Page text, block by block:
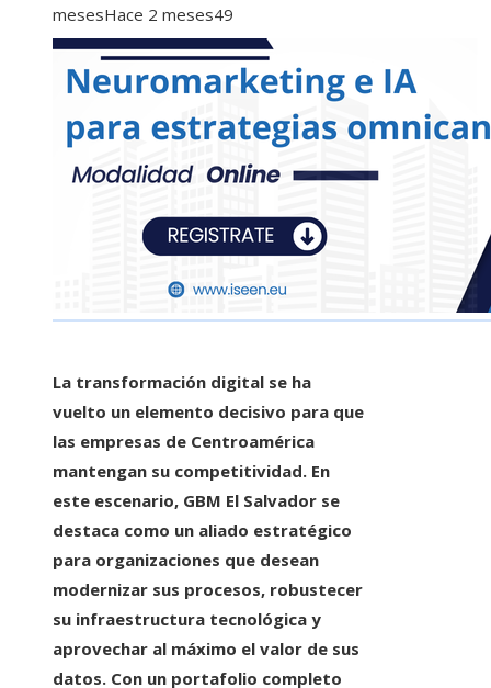
mesesHace 2 meses49
La transformación digital se ha
vuelto un elemento decisivo para que
las empresas de Centroamérica
mantengan su competitividad. En
este escenario, GBM El Salvador se
destaca como un aliado estratégico
para organizaciones que desean
modernizar sus procesos, robustecer
su infraestructura tecnológica y
aprovechar al máximo el valor de sus
datos. Con un portafolio completo